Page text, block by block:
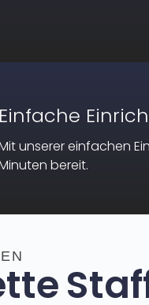
Einfache
unserer einfachen
bereit.